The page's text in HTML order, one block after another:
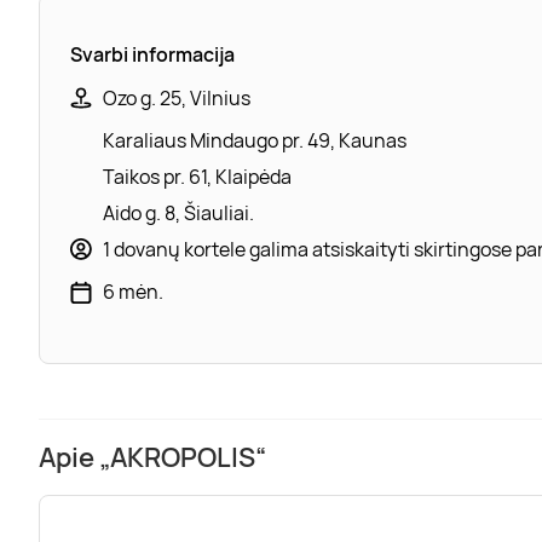
Svarbi informacija
Ozo g. 25, Vilnius
Karaliaus Mindaugo pr. 49, Kaunas
Taikos pr. 61, Klaipėda
Aido g. 8, Šiauliai.
1 dovanų kortele galima atsiskaityti skirtingose
6 mėn.
Apie „AKROPOLIS“